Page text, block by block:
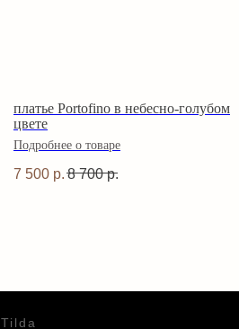
платье Portofino в небесно-голубом
цвете
Подробнее о товаре
7 500 р. 8 700 р.
Tilda